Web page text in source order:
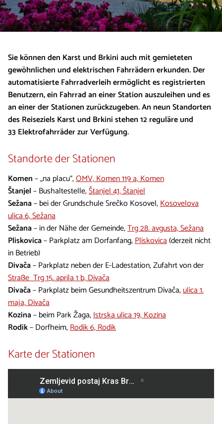
Sie können den Karst und Brkini auch mit gemieteten
gewöhnlichen und elektrischen Fahrrädern erkunden. Der
automatisierte Fahrradverleih ermöglicht es registrierten
Benutzern, ein Fahrrad an einer Station auszuleihen und es
an einer der Stationen zurückzugeben. An neun Standorten
des Reiseziels Karst und Brkini stehen 12 reguläre und
33 Elektrofahrräder zur Verfügung.
Standorte der Stationen
Komen– „na placu“,OMV, Komen 119 a, Komen
Štanjel– Bushaltestelle,Štanjel 41, Štanjel
Sežana– bei der Grundschule Srečko Kosovel,Kosovelova
ulica 6, Sežana
Sežana– in der Nähe der Gemeinde,Trg 28. avgusta, Sežana
Pliskovica– Parkplatz am Dorfanfang,Pliskovica(derzeit nicht
in Betrieb)
Divača– Parkplatz neben der E-Ladestation, Zufahrt von der
Straße Trg 15. aprila 1 b, Divača
Divača– Parkplatz beim Gesundheitszentrum Divača,ulica 1.
maja, Divača
Kozina– beim Park Žaga,Istrska ulica 19, Kozina
Rodik– Dorfheim,Rodik 6, Rodik
Karte der Stationen